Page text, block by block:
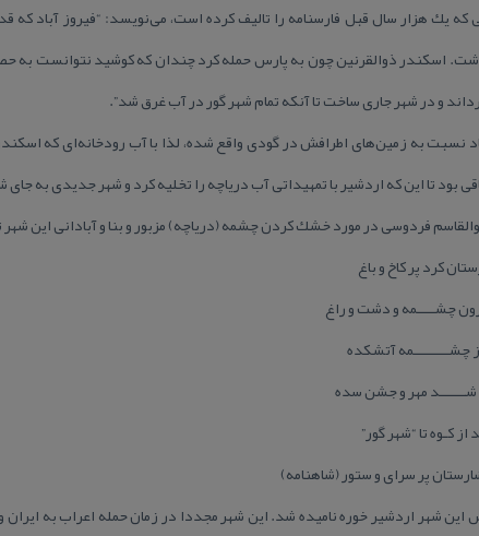
كه یك هزار سال قبل فارسنامه را تالیف كرده است، می‌نویسد: “فیروز آباد كه
اسكندر ذوالقرنین چون به پارس حمله كرد چندان كه كوشید نتوانست به
و در شهر جاری ساخت تا آنكه تمام شهر گور در آب غرق شد”.
نسبت به زمین‌های اطرافش در گودی واقع شده، لذا با آب رودخانه‌ای كه
بود تا این كه اردشیر با تمهیداتی آب دریاچه را تخلیه كرد و شهر جدیدی به جای
فردوسی در مورد خشك كردن چشمه (دریاچه) مزبور و بنا و آبادانی این
كرد پر كاخ و باغ
چشــــمه و دشت و راغ
چشــــــــمه آتشكده
شــــــد مهر و جشن سده
كـوه تا “شهر گور”
پر سرای و ستور (شاهنامه)
این شهر اردشیر خوره نامیده شد. این شهر مجددا در زمان حمله اعراب به